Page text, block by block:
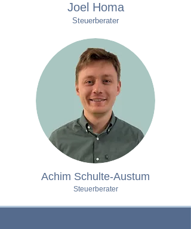
Joel Homa
Steuerberater
Achim Schulte-Austum
Steuerberater